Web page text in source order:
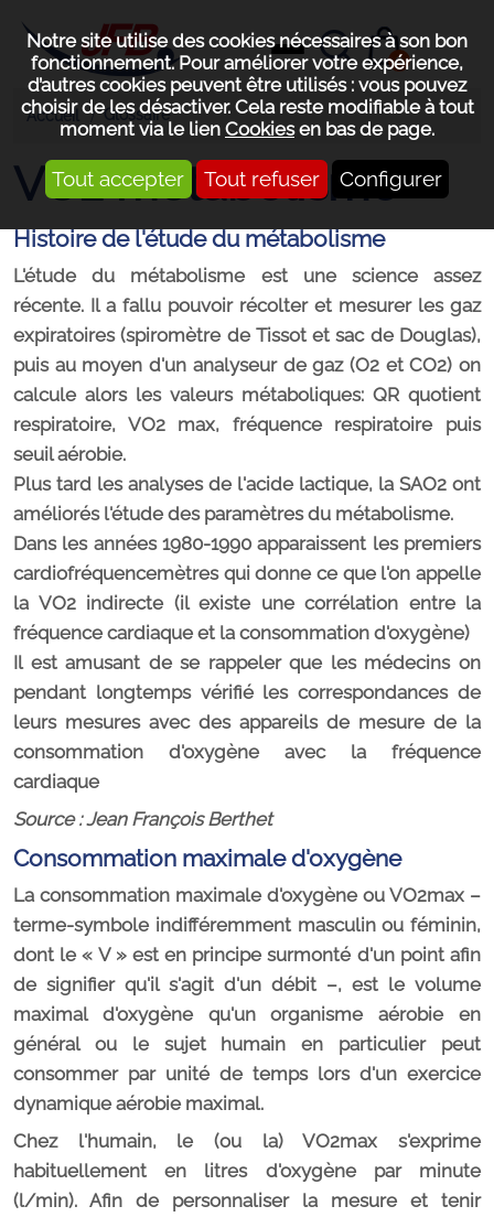
Notre site utilise des cookies nécessaires à son bon
fonctionnement. Pour améliorer votre expérience,
d’autres cookies peuvent être utilisés : vous pouvez
choisir de les désactiver. Cela reste modifiable à tout
moment via le lien Cookiesen bas de page.
Tout accepter Tout refuser Configurer
0
Accueil Glossaire
VO2 métabolisme
Histoire de l'étude du métabolisme
L'étude du métabolisme est une science assez
récente. Il a fallu pouvoir récolter et mesurer les gaz
expiratoires (spiromètre de Tissot et sac de Douglas),
puis au moyen d'un analyseur de gaz (O2 et CO2) on
calcule alors les valeurs métaboliques: QR quotient
respiratoire, VO2 max, fréquence respiratoire puis
seuil aérobie.
Plus tard les analyses de l'acide lactique, la SAO2 ont
améliorés l'étude des paramètres du métabolisme.
Dans les années 1980-1990 apparaissent les premiers
cardiofréquencemètres qui donne ce que l'on appelle
la VO2 indirecte (il existe une corrélation entre la
fréquence cardiaque et la consommation d'oxygène)
Il est amusant de se rappeler que les médecins on
pendant longtemps vérifié les correspondances de
leurs mesures avec des appareils de mesure de la
consommation d'oxygène avec la fréquence
cardiaque
Source : Jean François Berthet
Consommation maximale d'oxygène
La consommation maximale d'oxygène ou VO2max –
terme-symbole indifféremment masculin ou féminin,
dont le « V » est en principe surmonté d'un point afin
de signifier qu'il s'agit d'un débit –, est le volume
maximal d'oxygène qu'un organisme aérobie en
général ou le sujet humain en particulier peut
consommer par unité de temps lors d'un exercice
dynamique aérobie maximal.
Chez l'humain, le (ou la) VO2max s'exprime
habituellement en litres d'oxygène par minute
(l/min). Afin de personnaliser la mesure et tenir